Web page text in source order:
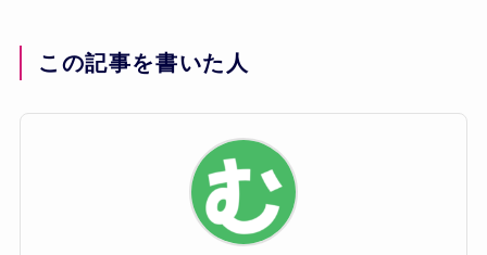
この記事を書いた人